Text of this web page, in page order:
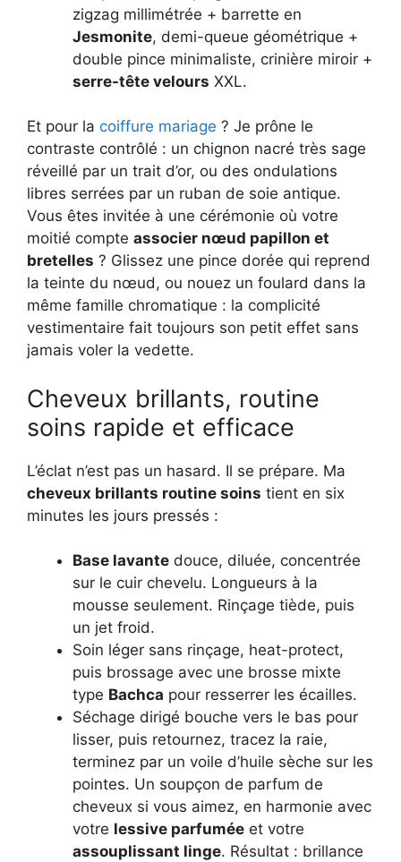
zigzag millimétrée + barrette en
Jesmonite, demi-queue géométrique +
double pince minimaliste, crinière miroir +
serre-tête velours XXL.
Et pour la coiffure mariage ? Je prône le
contraste contrôlé : un chignon nacré très sage
réveillé par un trait d’or, ou des ondulations
libres serrées par un ruban de soie antique.
Vous êtes invitée à une cérémonie où votre
moitié compte associer nœud papillon et
bretelles ? Glissez une pince dorée qui reprend
la teinte du nœud, ou nouez un foulard dans la
même famille chromatique : la complicité
vestimentaire fait toujours son petit effet sans
jamais voler la vedette.
Cheveux brillants, routine
soins rapide et efficace
L’éclat n’est pas un hasard. Il se prépare. Ma
cheveux brillants routine soins tient en six
minutes les jours pressés :
Base lavante douce, diluée, concentrée
sur le cuir chevelu. Longueurs à la
mousse seulement. Rinçage tiède, puis
un jet froid.
Soin léger sans rinçage, heat-protect,
puis brossage avec une brosse mixte
type Bachca pour resserrer les écailles.
Séchage dirigé bouche vers le bas pour
lisser, puis retournez, tracez la raie,
terminez par un voile d’huile sèche sur les
pointes. Un soupçon de parfum de
cheveux si vous aimez, en harmonie avec
votre lessive parfumée et votre
assouplissant linge. Résultat : brillance